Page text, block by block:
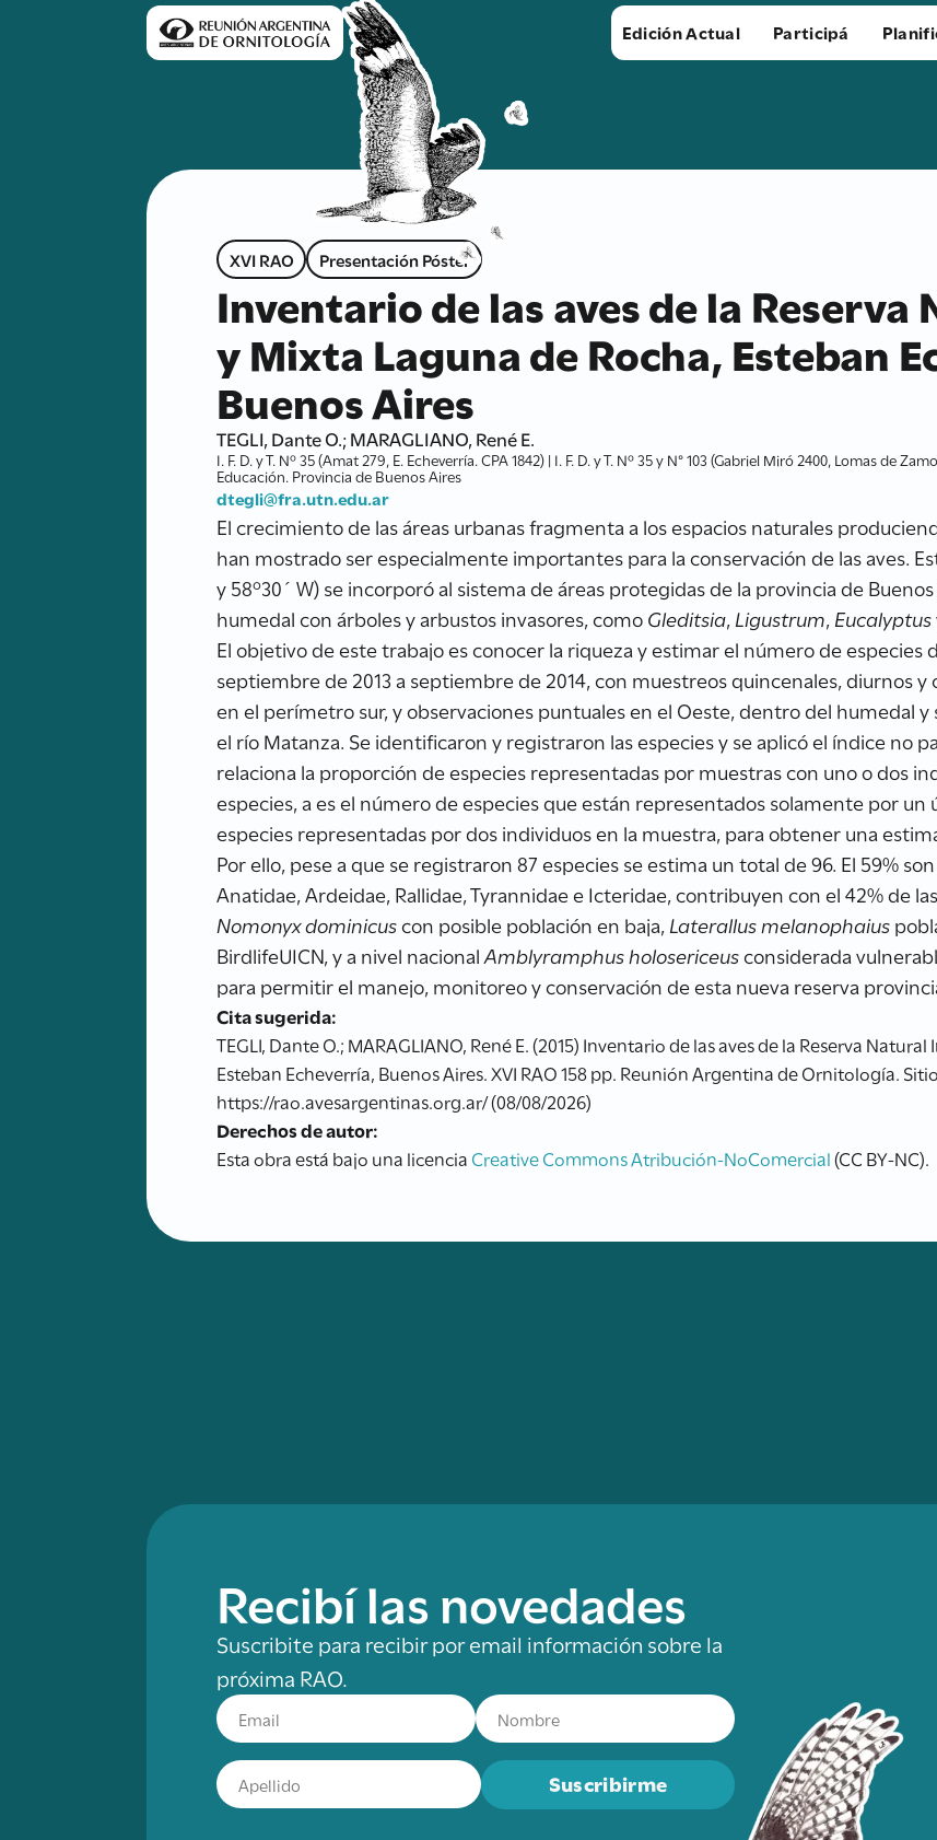
Edición Actual Participá
XVI RAO Presentación Póster
Inventario de las aves de la
y Mixta Laguna de Rocha, Esteban
Buenos Aires
TEGLI, Dante O.; MARAGLIANO, René E.
I. F. D. y T. Nº 35 (Amat 279, E. Echeverría. CPA 1842) | I. F. D. y T. Nº 35 y N° 103 (Gabriel Miró 2400, Lomas de
Educación. Provincia de Buenos Aires
dtegli@fra.utn.edu.ar
El crecimiento de las áreas urbanas fragmenta a los espacios naturales
han mostrado ser especialmente importantes para la conservación de las aves.
y 58º30´ W) se incorporó al sistema de áreas protegidas de la provincia de
humedal con árboles y arbustos invasores, comoGleditsia,Ligustrum,Eucalyptus
El objetivo de este trabajo es conocer la riqueza y estimar el número de especies
septiembre de 2013 a septiembre de 2014, con muestreos quincenales, diurnos
en el perímetro sur, y observaciones puntuales en el Oeste, dentro del humedal y
el río Matanza. Se identificaron y registraron las especies y se aplicó el índice no
relaciona la proporción de especies representadas por muestras con uno o dos
especies, a es el número de especies que están representados solamente por
especies representadas por dos individuos en la muestra, para obtener una
Por ello, pese a que se registraron 87 especies se estima un total de 96. El 59%
Anatidae, Ardeidae, Rallidae, Tyrannidae e Icteridae, contribuyen con el 42% de
Nomonyx dominicuscon posible población en baja,Laterallus melanophaius
BirdlifeUICN, y a nivel nacionalAmblyramphus holosericeusconsiderada
para permitir el manejo, monitoreo y conservación de esta nueva reserva
Cita sugerida:
TEGLI, Dante O.; MARAGLIANO, René E. (2015) Inventario de las aves de la Reserva
Esteban Echeverría, Buenos Aires. XVI RAO 158 pp. Reunión Argentina de Ornitología.
https://rao.avesargentinas.org.ar/ (08/08/2026)
Derechos de autor:
Esta obra está bajo una licencia Creative Commons Atribución-NoComercial(CC BY-NC).
Recibí las novedades
Suscribite para recibir por email información sobre la
próxima RAO.
Suscribirme